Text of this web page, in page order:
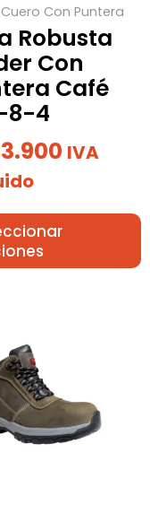
Con Puntera
Robusta
Con
Café
8-4
IVA